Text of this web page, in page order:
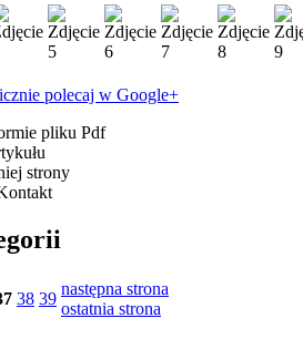
polecaj w Google+
pliku Pdf
strony
38 39
następna strona
ostatnia strona